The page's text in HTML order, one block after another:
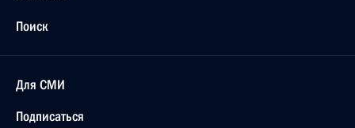
Поиск
Для СМИ
Подписаться